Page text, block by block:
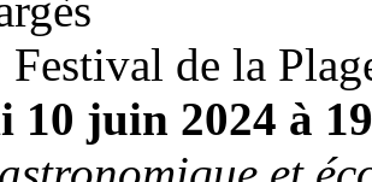
de la
10 juin 2024 à